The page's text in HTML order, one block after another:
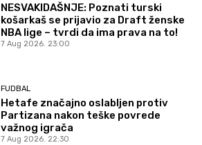
NESVAKIDAŠNJE: Poznati turski
košarkaš se prijavio za Draft ženske
NBA lige – tvrdi da ima prava na to!
7 Aug 2026. 23:00
FUDBAL
Hetafe značajno oslabljen protiv
Partizana nakon teške povrede
važnog igrača
7 Aug 2026. 22:30